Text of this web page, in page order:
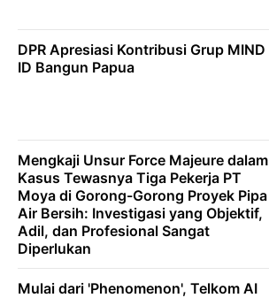
DPR Apresiasi Kontribusi Grup MIND
ID Bangun Papua
Mengkaji Unsur Force Majeure dalam
Kasus Tewasnya Tiga Pekerja PT
Moya di Gorong-Gorong Proyek Pipa
Air Bersih: Investigasi yang Objektif,
Adil, dan Profesional Sangat
Diperlukan
Mulai dari 'Phenomenon', Telkom AI